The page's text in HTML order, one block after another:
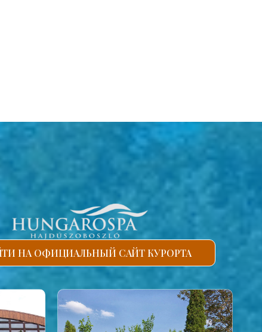
НА ОФИЦИАЛЬНЫЙ САЙТ КУРОРТА